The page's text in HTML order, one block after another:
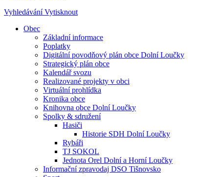
Vyhledávání Vytisknout
Obec
Základní informace
Poplatky
Digitální povodňový plán obce Dolní Loučky
Strategický plán obce
Kalendář svozu
Realizované projekty v obci
Virtuální prohlídka
Kronika obce
Knihovna obce Dolní Loučky
Spolky & sdružení
Hasiči
Historie SDH Dolní Loučky
Rybáři
TJ SOKOL
Jednota Orel Dolní a Horní Loučky
Informační zpravodaj DSO Tišnovsko